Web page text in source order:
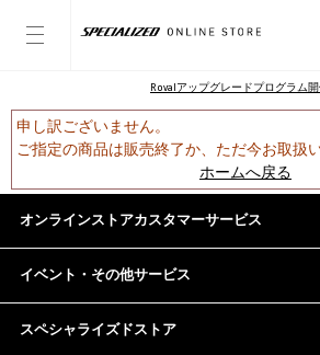
Rovalアップグレードプログラム
申し訳ございません。
ご指定の商品は販売終了か、ただ今お取扱
ホームへ戻る
オンラインストアカスタマーサービス
イベント・その他サービス
スペシャライズドストア